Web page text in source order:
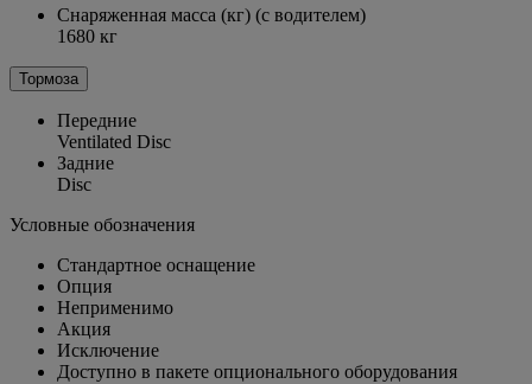
Снаряженная масса (кг) (с водителем)
1680 кг
Тормоза
Передние
Ventilated Disc
Задние
Disc
Условные обозначения
Стандартное оснащение
Опция
Неприменимо
Акция
Исключение
Доступно в пакете опционального оборудования